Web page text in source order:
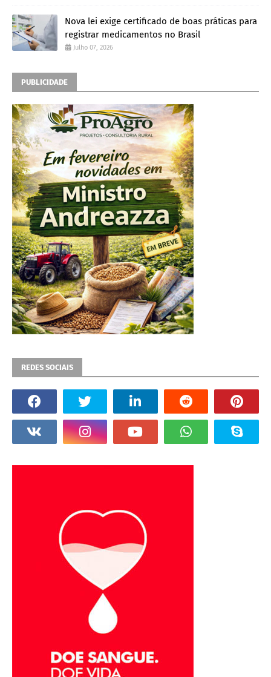
Nova lei exige certificado de boas práticas para
registrar medicamentos no Brasil
Julho 07, 2026
PUBLICIDADE
REDES SOCIAIS